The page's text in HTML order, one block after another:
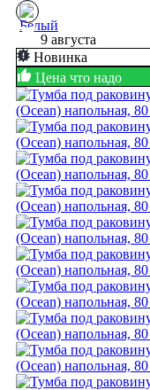
9 августа
Новинка
Цена что надо